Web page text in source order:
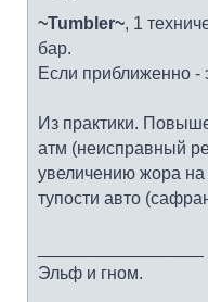
~Tumbler~, 1
бар.
Если приближенно -
Из практики.
атм (неисправный
увеличению жора на
тупости авто
Эльф и гном.